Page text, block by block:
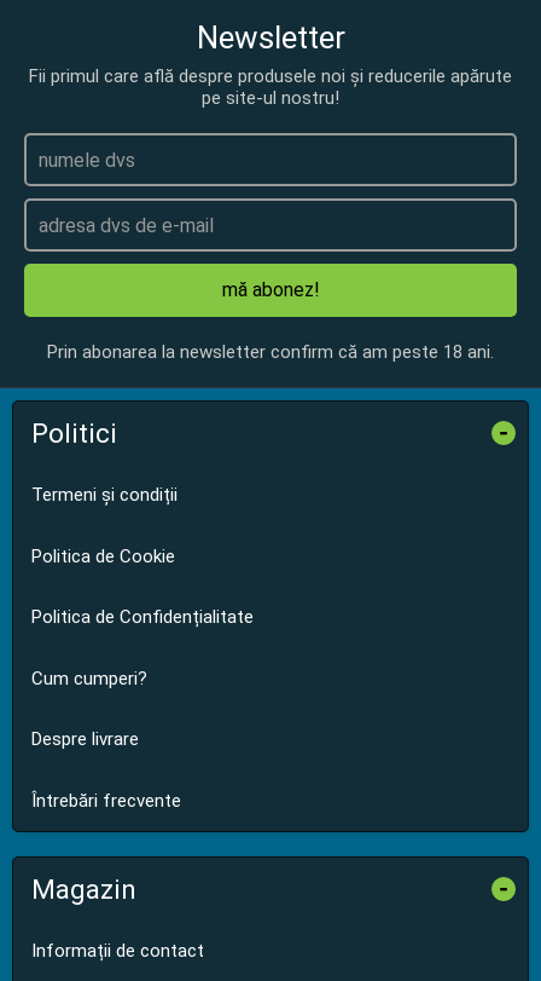
Newsletter
Fii primul care află despre produsele noi și reducerile apărute
pe site-ul nostru!
mă abonez!
Prin abonarea la newsletter confirm că am peste 18 ani.
Politici -
Termeni și condiții
Politica de Cookie
Politica de Confidențialitate
Cum cumperi?
Despre livrare
Întrebări frecvente
Magazin -
Informații de contact